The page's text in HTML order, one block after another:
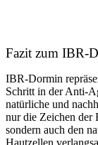
Fazit zum IBR-
IBR-Dormin
Schritt in der Anti-
natürliche und
nur die Zeichen der
sondern auch den